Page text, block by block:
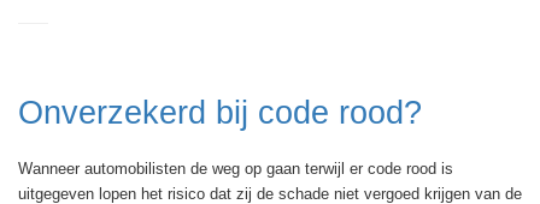
Onverzekerd bij code rood?
Wanneer automobilisten de weg op gaan terwijl er code rood is
uitgegeven lopen het risico dat zij de schade niet vergoed krijgen van de